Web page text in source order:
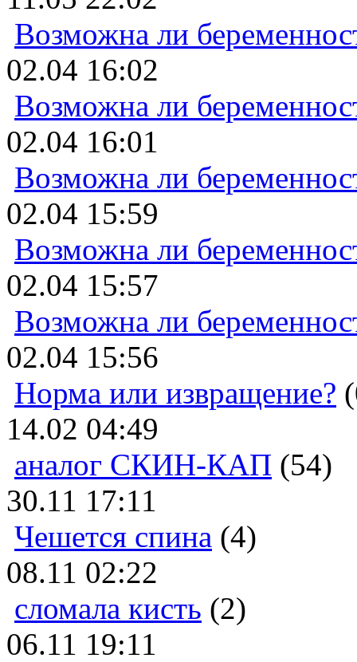
Возможна ли
02.04 16:02
Возможна ли
02.04 16:01
Возможна ли
02.04 15:59
Возможна ли
02.04 15:57
Возможна ли
02.04 15:56
Норма или извращение?
14.02 04:49
аналог СКИН-КАП (54)
30.11 17:11
Чешется спина (4)
08.11 02:22
сломала кисть (2)
06.11 19:11